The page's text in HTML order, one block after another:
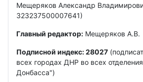
Мещеряков Александр
323237500007641)
Главный редактор: Мещеряков А.В.
Подписной индекс: 28027
всех городах ДНР во всех
Донбасса")